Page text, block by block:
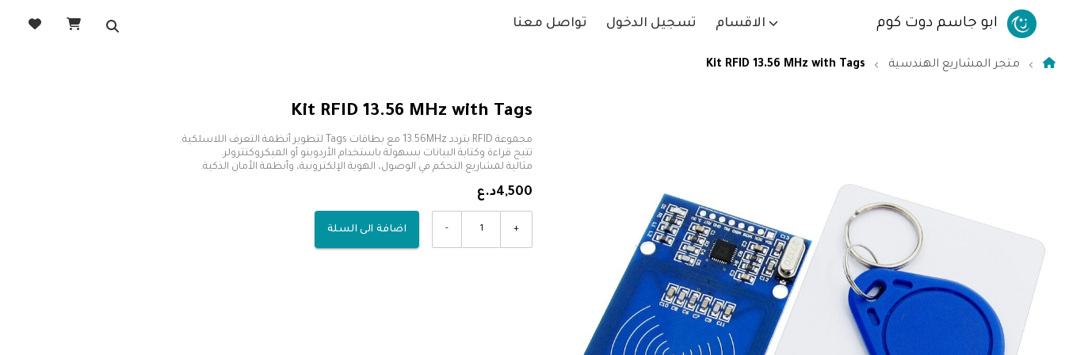
ابو جاسم دوت كوم الاقسام تسجيل الدخول تواصل معنا
متجر المشاريع الهندسية Kit RFID 13.56 MHz with Tags
Kit RFID 13.56 MHz with Tags
مثالية لمشاريع التحكم في الوصول، الهوية الإلكترونية، وأنظمة الأمان الذكية.
4,500د.ع
+
- اضافة الى السلة